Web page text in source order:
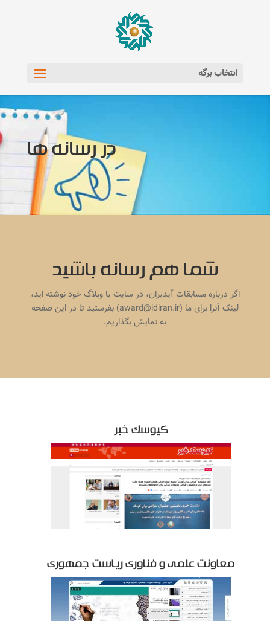
انتخاب برگه
در رسانه ها
شما هم رسانه باشید
اگر درباره مسابقات آیدیران، در سایت یا وبلاگ خود نوشته اید،
لینک آنرا برای ما (award@idiran.ir) بفرستید تا در این صفحه
به نمایش بگذاریم.
کیوسک خبر
معاونت علمی و فناوری ریاست جمهوری